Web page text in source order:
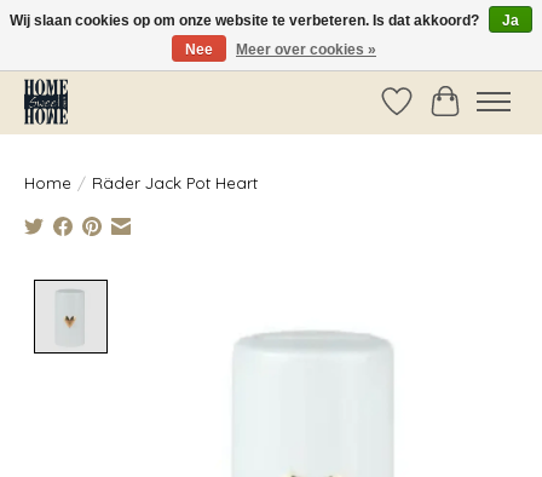
Vóór 14:00 besteld, dezelfde dag verzonden!
Verlanglijst
Home / Räder Jack Pot Heart
Wij slaan cookies op om onze website te verbeteren. Is dat akkoord?
Ja
Nee
Meer over cookies »